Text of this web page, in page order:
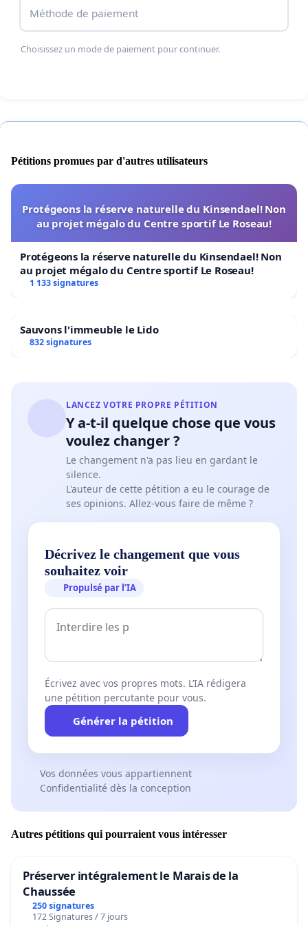
Nous demandons à la LNAH de réévaluer le dossier
avec objectivité et de considérer des solutions ou
hockey. Ils font rayonner notre ville, créent des
emplois, soutiennent l’économie locale et
rassemblent des milliers de partisans année après
année.
Nous demandons à la LNAH :
1. De maintenir les Pétroliers de Laval au sein de la
2. D’évaluer des mesures proportionnelles aux
événements reprochés.
3. De reconnaître l’importance de l’organisation
pour les partisans, les partenaires et la
communauté lavalloise.
Nous croyons qu’il est possible de tirer des leçons
des événements récents sans pour autant faire
disparaître une franchise qui occupe une place
Si vous êtes d’accord, signez cette pétition et
partagez-la.
Parce que le hockey à Laval, ça compte.
#LavalHockey
Méthode de paiement
Choisissez un mode de paiement pour continuer.
Pétitions promues par d'autres utilisateurs
Protégeons la réserve naturelle du Kinsendael! Non
au projet mégalo du Centre sportif Le Roseau!
Protégeons la réserve naturelle du Kinsendael! Non
au projet mégalo du Centre sportif Le Roseau!
1 133 signatures
Sauvons l'immeuble le Lido
832 signatures
LANCEZ VOTRE PROPRE PÉTITION
Y a-t-il quelque chose que vous
voulez changer ?
Le changement n'a pas lieu en gardant le
silence.
L'auteur de cette pétition a eu le courage de
ses opinions. Allez-vous faire de même ?
Décrivez le changement que vous
souhaitez voir
Propulsé par l’IA
Écrivez avec vos propres mots. L’IA rédigera
une pétition percutante pour vous.
Générer la pétition
Vos données vous appartiennent
Confidentialité dès la conception
Autres pétitions qui pourraient vous intéresser
Préserver intégralement le Marais de la
Chaussée
250 signatures
172 Signatures / 7 jours